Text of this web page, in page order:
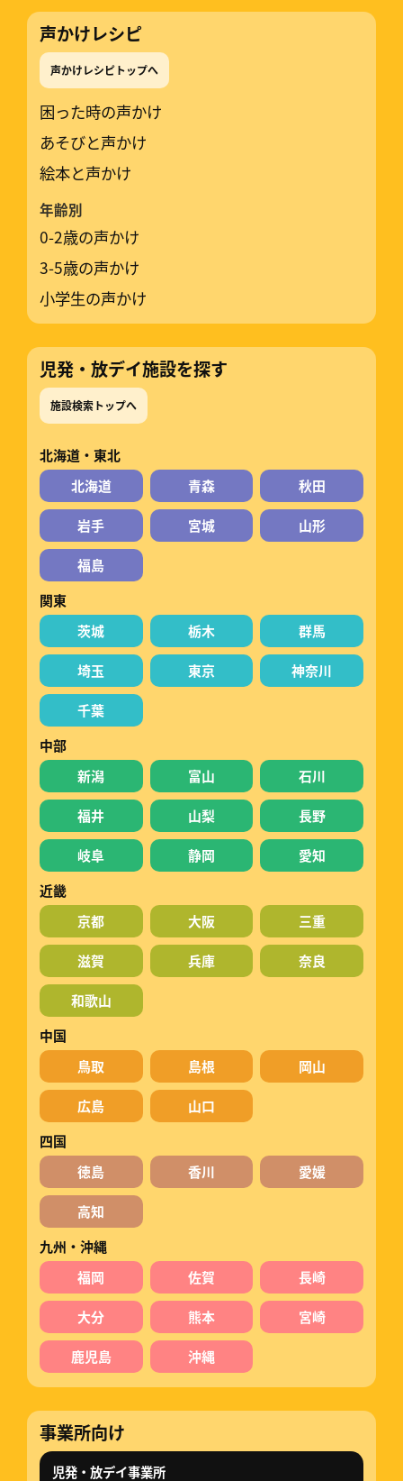
声かけレシピ
声かけレシピトップへ
困った時の声かけ
あそびと声かけ
絵本と声かけ
年齢別
0-2歳の声かけ
3-5歳の声かけ
小学生の声かけ
児発・放デイ施設を探す
施設検索トップへ
北海道・東北
北海道
青森 秋田
岩手 宮城 山形
福島
関東
茨城
栃木 群馬
埼玉 東京 神奈川
千葉
中部
新潟
富山 石川
福井 山梨 長野
岐阜 静岡
愛知
近畿
京都
大阪 三重
滋賀 兵庫 奈良
和歌山
中国
鳥取
島根 岡山
広島
山口
四国
徳島
香川 愛媛
高知
九州・沖縄
福岡
佐賀 長崎
大分 熊本 宮崎
鹿児島 沖縄
事業所向け
児発・放デイ事業所